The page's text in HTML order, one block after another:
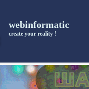
webinformatic
create your reality !